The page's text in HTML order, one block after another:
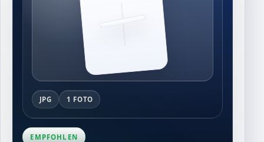
JPG 1 FOTO
EMPFOHLEN